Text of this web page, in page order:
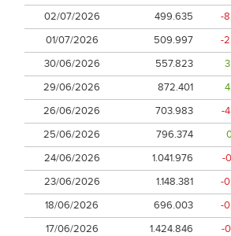
02/07/2026
499.635 -
01/07/2026
509.997 -
30/06/2026
557.823
29/06/2026
872.401
26/06/2026
703.983 -
25/06/2026
796.374
24/06/2026
1.041.976 -
23/06/2026
1.148.381 -
18/06/2026
696.003 -
17/06/2026
1.424.846 -